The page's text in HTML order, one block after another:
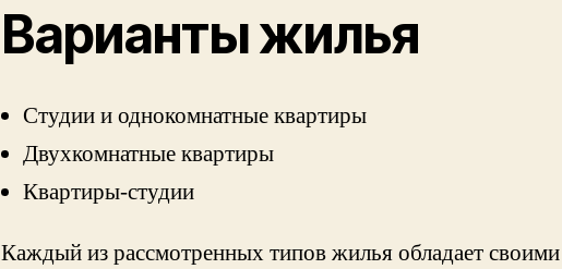
Варианты жилья
Студии и однокомнатные квартиры
Двухкомнатные квартиры
Квартиры-студии
Каждый из рассмотренных типов жилья обладает своими